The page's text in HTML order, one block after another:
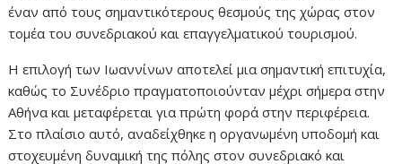
έναν από τους σημαντικότερους θεσμούς της χώρας στον
τομέα του συνεδριακού και επαγγελματικού τουρισμού.
Η επιλογή των Ιωαννίνων αποτελεί μια σημαντική επιτυχία,
καθώς το Συνέδριο πραγματοποιούνταν μέχρι σήμερα στην
Αθήνα και μεταφέρεται για πρώτη φορά στην περιφέρεια.
Στο πλαίσιο αυτό, αναδείχθηκε η οργανωμένη υποδομή και
στοχευμένη δυναμική της πόλης στον συνεδριακό και